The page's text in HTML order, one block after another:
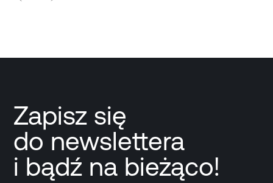
Zapisz się
do newslettera
i bądź na bieżąco!